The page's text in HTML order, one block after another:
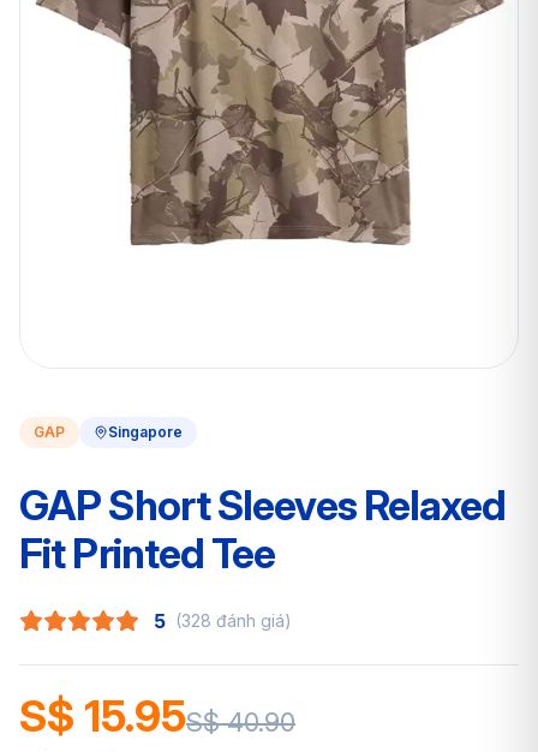
GAP Singapore
GAP Short Sleeves Relaxed
Fit Printed Tee
5 (328 đánh giá)
S$ 15.95S$ 40.90